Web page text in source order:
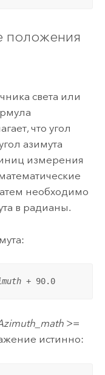
положения
света или
что угол
азимута
измерения
необходимо
в радианы.
+ 90.0
>=
истинно: